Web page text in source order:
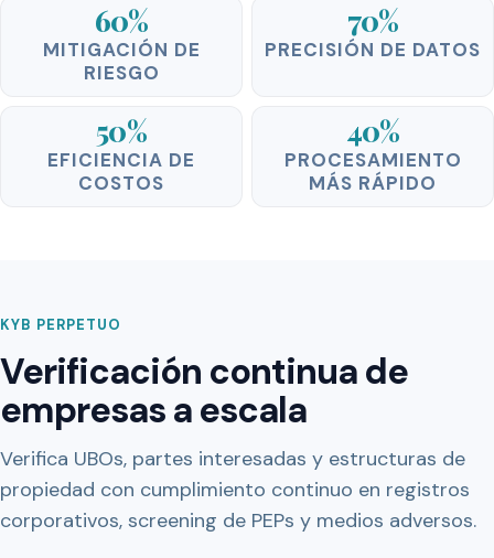
60%
MITIGACIÓN DE
RIESGO
70%
PRECISIÓN DE DATOS
50%
EFICIENCIA DE
COSTOS
40%
PROCESAMIENTO
MÁS RÁPIDO
KYB PERPETUO
Verificación continua de
empresas a escala
Verifica UBOs, partes interesadas y estructuras de
propiedad con cumplimiento continuo en registros
corporativos, screening de PEPs y medios adversos.